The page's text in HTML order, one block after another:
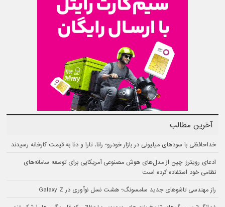
آخرین مطالب
خداحافظی با سودهای میلیونی در بازار خودرو؛ رانا، تارا و دنا به قیمت کارخانه رسیدند
ادعای رویترز: چین از مدل‌های هوش مصنوعی آمریکایی برای توسعه سامانه‌های
نظامی خود استفاده کرده است
راز مهندسی تاشوهای جدید سامسونگ؛ هشت نسل نوآوری در Galaxy Z